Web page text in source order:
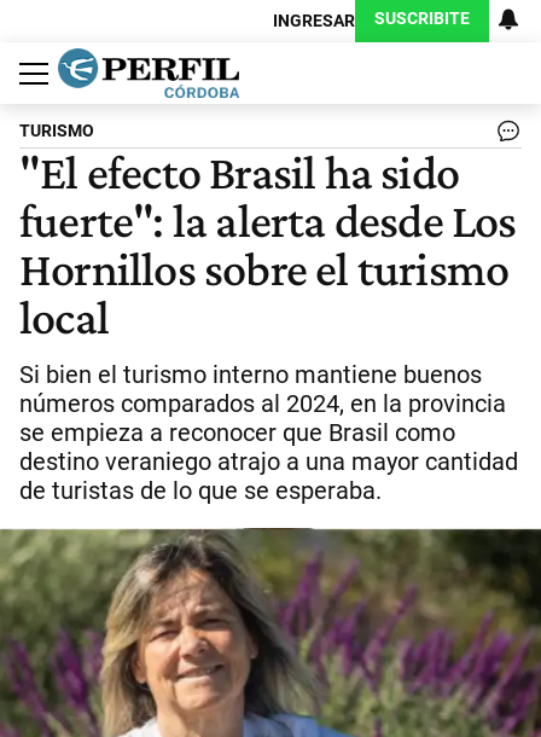
INGRESAR SUSCRIBITE
Política
Economía
Judiciales
Sociedad
Cultura
Espectáculos
Deportes
Protagonistas
TURISMO
"El efecto Brasil ha sido
fuerte": la alerta desde Los
Hornillos sobre el turismo
local
Si bien el turismo interno mantiene buenos
números comparados al 2024, en la provincia
se empieza a reconocer que Brasil como
destino veraniego atrajo a una mayor cantidad
de turistas de lo que se esperaba.